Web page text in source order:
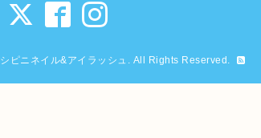
ピニネイル&アイラッシュ . All Rights Reserved.